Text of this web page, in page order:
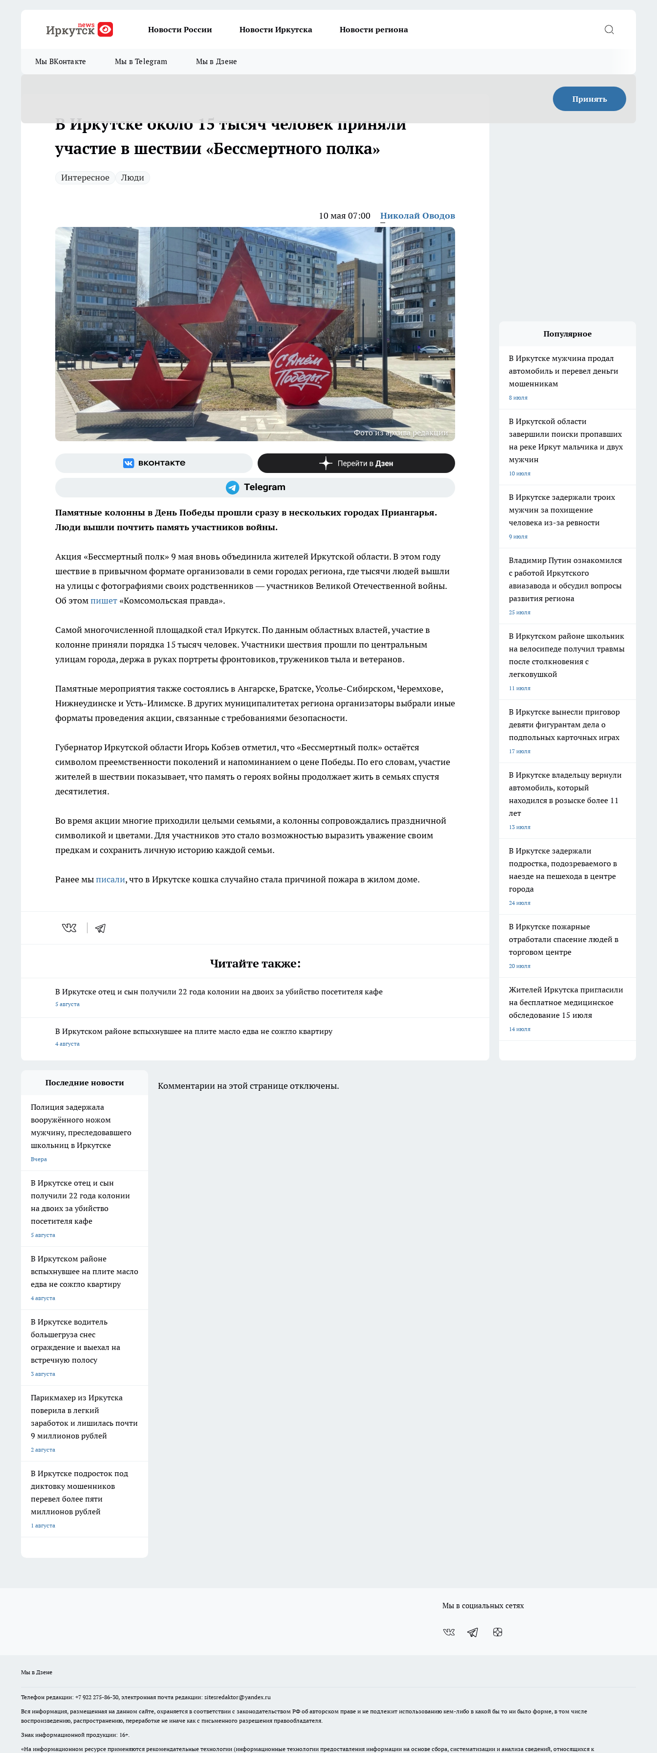
Новости России Новости Иркутска Новости региона
Мы ВКонтакте Мы в Telegram Мы в Дзене
Принять
В Иркутске около 15 тысяч человек приняли
участие в шествии «Бессмертного полка»
Интересное Люди
10 мая 07:00 Николай Оводов
Фото из архива редакции
Памятные колонны в День Победы прошли сразу в нескольких городах Приангарья.
Люди вышли почтить память участников войны.
Акция «Бессмертный полк» 9 мая вновь объединила жителей Иркутской области. В этом году
шествие в привычном формате организовали в семи городах региона, где тысячи людей вышли
на улицы с фотографиями своих родственников — участников Великой Отечественной войны.
Об этомпишет «Комсомольская правда».
Самой многочисленной площадкой стал Иркутск. По данным областных властей, участие в
колонне приняли порядка 15 тысяч человек. Участники шествия прошли по центральным
улицам города, держа в руках портреты фронтовиков, тружеников тыла и ветеранов.
Памятные мероприятия также состоялись в Ангарске, Братске, Усолье-Сибирском, Черемхове,
Нижнеудинске и Усть-Илимске. В других муниципалитетах региона организаторы выбрали иные
форматы проведения акции, связанные с требованиями безопасности.
Губернатор Иркутской области Игорь Кобзев отметил, что «Бессмертный полк» остаётся
символом преемственности поколений и напоминанием о цене Победы. По его словам, участие
жителей в шествии показывает, что память о героях войны продолжает жить в семьях спустя
десятилетия.
Во время акции многие приходили целыми семьями, а колонны сопровождались праздничной
символикой и цветами. Для участников это стало возможностью выразить уважение своим
предкам и сохранить личную историю каждой семьи.
Ранее мыписали, что в Иркутске кошка случайно стала причиной пожара в жилом доме.
Читайте также:
В Иркутске отец и сын получили 22 года колонии на двоих за убийство посетителя кафе
5 августа
В Иркутском районе вспыхнувшее на плите масло едва не сожгло квартиру
4 августа
Популярное
В Иркутске мужчина продал
автомобиль и перевел деньги
мошенникам
8 июля
В Иркутской области
завершили поиски пропавших
на реке Иркут мальчика и двух
мужчин
10 июля
В Иркутске задержали троих
мужчин за похищение
человека из-за ревности
9 июля
Владимир Путин ознакомился
с работой Иркутского
авиазавода и обсудил вопросы
развития региона
25 июля
В Иркутском районе школьник
на велосипеде получил травмы
после столкновения с
легковушкой
11 июля
В Иркутске вынесли приговор
девяти фигурантам дела о
подпольных карточных играх
17 июля
В Иркутске владельцу вернули
автомобиль, который
находился в розыске более 11
лет
13 июля
В Иркутске задержали
подростка, подозреваемого в
наезде на пешехода в центре
города
24 июля
В Иркутске пожарные
отработали спасение людей в
торговом центре
20 июля
Жителей Иркутска пригласили
на бесплатное медицинское
обследование 15 июля
14 июля
Последние новости
Полиция задержала
вооружённого ножом
мужчину, преследовавшего
школьниц в Иркутске
Вчера
В Иркутске отец и сын
получили 22 года колонии
на двоих за убийство
посетителя кафе
5 августа
В Иркутском районе
вспыхнувшее на плите масло
едва не сожгло квартиру
4 августа
В Иркутске водитель
большегруза снес
ограждение и выехал на
встречную полосу
3 августа
Парикмахер из Иркутска
поверила в легкий
заработок и лишилась почти
9 миллионов рублей
2 августа
В Иркутске подросток под
диктовку мошенников
перевел более пяти
миллионов рублей
1 августа
Комментарии на этой странице отключены.
Мы в социальных сетях
Мы в Дзене
Телефон редакции: +7 922 275-86-30, электронная почта редакции: sitesredaktor@yandex.ru
Вся информация, размещенная на данном сайте, охраняется в соответствии с законодательством РФ об авторском праве и не подлежит использованию кем-либо в какой бы то ни было форме, в том числе
воспроизведению, распространению, переработке не иначе как с письменного разрешения правообладателя.
Знак информационной продукции: 16+.
«На информационном ресурсе применяются рекомендательные технологии (информационные технологии предоставления информации на основе сбора, систематизации и анализа сведений, относящихся к